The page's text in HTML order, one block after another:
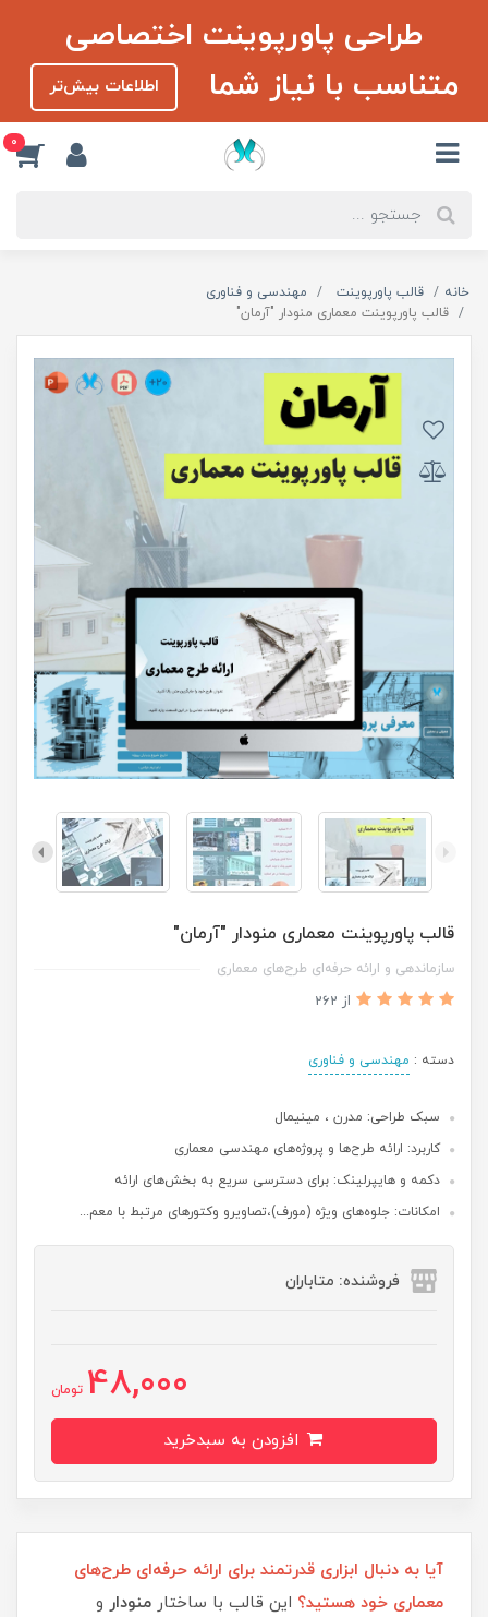
طراحی پاورپوینت اختصاصی
متناسب با نیاز شما
اطلاعات بیش‌تر
0
خانه قالب پاورپوینت
مهندسی و فناوری
قالب پاورپوینت معماری منودار "آرمان"
قالب پاورپوینت معماری منودار "آرمان"
سازماندهی و ارائه حرفه‌ای طرح‌های معماری
از 262
دسته : مهندسی و فناوری
سبک طراحی: مدرن ، مینیمال
کاربرد: ارائه طرح‌ها و پروژه‌های مهندسی معماری
دکمه و هایپرلینک: برای دسترسی سریع به بخش‌های ارائه
امکانات: جلوه‌های ویژه (مورف)،تصاویرو وکتورهای مرتبط با معم...
فروشنده: متاباران
48,000 تومان
آیا به دنبال ابزاری قدرتمند برای ارائه حرفه‌ای طرح‌های
معماری خود هستید؟ این قالب با ساختار منودار و